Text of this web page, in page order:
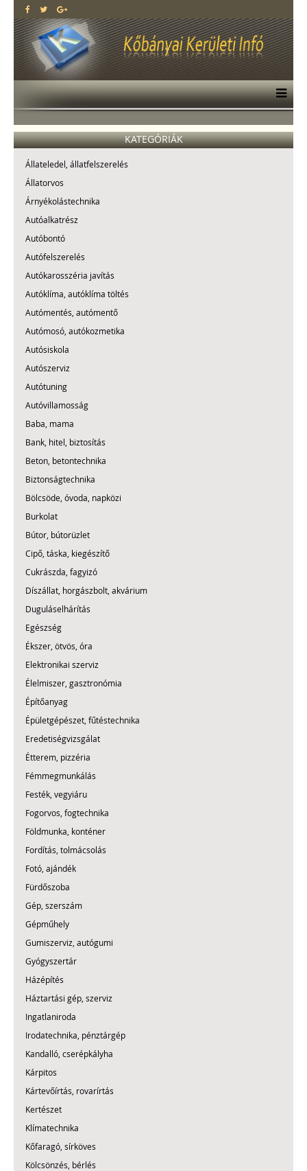
KATEGÓRIÁK
Állateledel, állatfelszerelés
Állatorvos
Árnyékolástechnika
Autóalkatrész
Autóbontó
Autófelszerelés
Autókarosszéria javítás
Autóklíma, autóklíma töltés
Autómentés, autómentő
Autómosó, autókozmetika
Autósiskola
Autószerviz
Autótuning
Autóvillamosság
Baba, mama
Bank, hitel, biztosítás
Beton, betontechnika
Biztonságtechnika
Bölcsöde, óvoda, napközi
Burkolat
Bútor, bútorüzlet
Cipő, táska, kiegészítő
Cukrászda, fagyizó
Díszállat, horgászbolt, akvárium
Duguláselhárítás
Egészség
Ékszer, ötvös, óra
Elektronikai szerviz
Élelmiszer, gasztronómia
Építőanyag
Épületgépészet, fűtéstechnika
Eredetiségvizsgálat
Étterem, pizzéria
Fémmegmunkálás
Festék, vegyiáru
Fogorvos, fogtechnika
Földmunka, konténer
Fordítás, tolmácsolás
Fotó, ajándék
Fürdőszoba
Gép, szerszám
Gépműhely
Gumiszerviz, autógumi
Gyógyszertár
Házépítés
Háztartási gép, szerviz
Ingatlaniroda
Irodatechnika, pénztárgép
Kandalló, cserépkályha
Kárpitos
Kártevőírtás, rovarírtás
Kertészet
Klímatechnika
Kőfaragó, sírköves
Kölcsönzés, bérlés